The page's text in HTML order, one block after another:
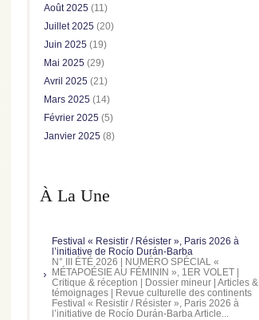
Août 2025 (11)
Juillet 2025 (20)
Juin 2025 (19)
Mai 2025 (29)
Avril 2025 (21)
Mars 2025 (14)
Février 2025 (5)
Janvier 2025 (8)
À La Une
Festival « Resistir / Résister », Paris 2026 à
l’initiative de Rocío Durán-Barba
N° III ÉTÉ 2026 | NUMÉRO SPÉCIAL «
MÉTAPOÉSIE AU FÉMININ », 1ER VOLET |
Critique & réception | Dossier mineur | Articles &
témoignages | Revue culturelle des continents
Festival « Resistir / Résister », Paris 2026 à
l’initiative de Rocío Durán-Barba Article...